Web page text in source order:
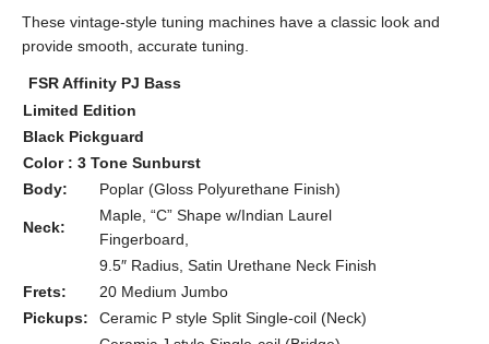
These vintage-style tuning machines have a classic look and
provide smooth, accurate tuning.
FSR Affinity PJ Bass
Limited Edition
Black Pickguard
Color : 3 Tone Sunburst
Body:
Poplar (Gloss Polyurethane Finish)
Neck:
Maple, “C” Shape w/Indian Laurel
Fingerboard,
9.5″ Radius, Satin Urethane Neck Finish
Frets:
20 Medium Jumbo
Pickups:
Ceramic P style Split Single-coil (Neck)